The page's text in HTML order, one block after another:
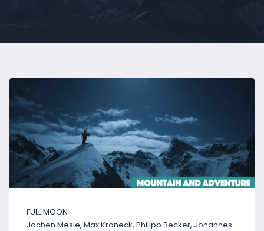
FULL MOON
Jochen Mesle, Max Kroneck, Philipp Becker, Johannes